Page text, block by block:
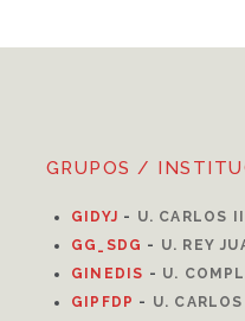
GRUPOS /
GIDYJ - U. CARLOS
GG_SDG - U. REY
GINEDIS - U.
GIPFDP - U.